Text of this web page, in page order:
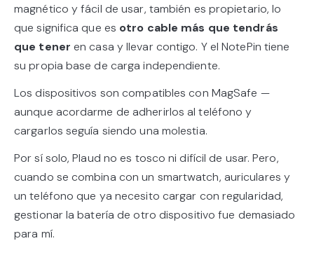
magnético y fácil de usar, también es propietario, lo
que significa que es otro cable más que tendrás
que tener en casa y llevar contigo. Y el NotePin tiene
su propia base de carga independiente.
Los dispositivos son compatibles con MagSafe —
aunque acordarme de adherirlos al teléfono y
cargarlos seguía siendo una molestia.
Por sí solo, Plaud no es tosco ni difícil de usar. Pero,
cuando se combina con un smartwatch, auriculares y
un teléfono que ya necesito cargar con regularidad,
gestionar la batería de otro dispositivo fue demasiado
para mí.